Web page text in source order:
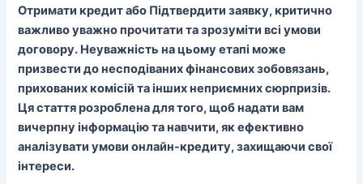
Отримати кредит або Підтвердити заявку, критично
важливо уважно прочитати та зрозуміти всі умови
договору. Неуважність на цьому етапі може
призвести до несподіваних фінансових зобовязань,
прихованих комісій та інших неприємних сюрпризів.
Ця стаття розроблена для того, щоб надати вам
вичерпну інформацію та навчити, як ефективно
аналізувати умови онлайн-кредиту, захищаючи свої
інтереси.